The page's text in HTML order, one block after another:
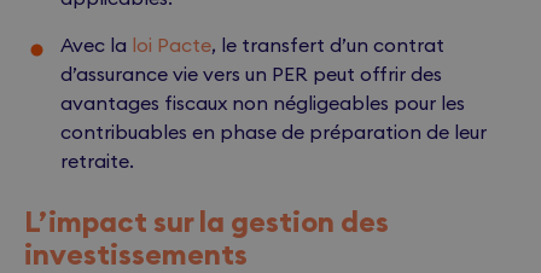
Avec la loi Pacte, le transfert d’un contrat
d’assurance vie vers un PER peut offrir des
avantages fiscaux non négligeables pour les
contribuables en phase de préparation de leur
retraite.
L’impact sur la gestion des
investissements